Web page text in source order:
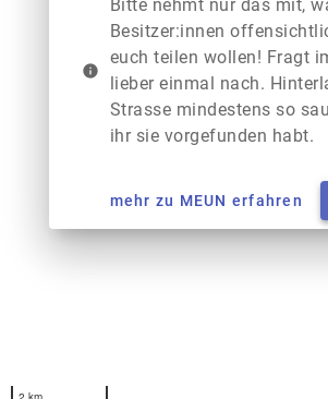
info
Bitte nehmt nur das mit,
Besitzer:innen
euch teilen wollen! Fragt
lieber einmal nach.
Strasse mindestens so
ihr sie vorgefunden habt.
mehr zu MEUN erfahren